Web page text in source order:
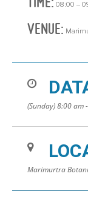
08:00 –
VENUE:
(Sunday) 8:00 am
Marimurtra